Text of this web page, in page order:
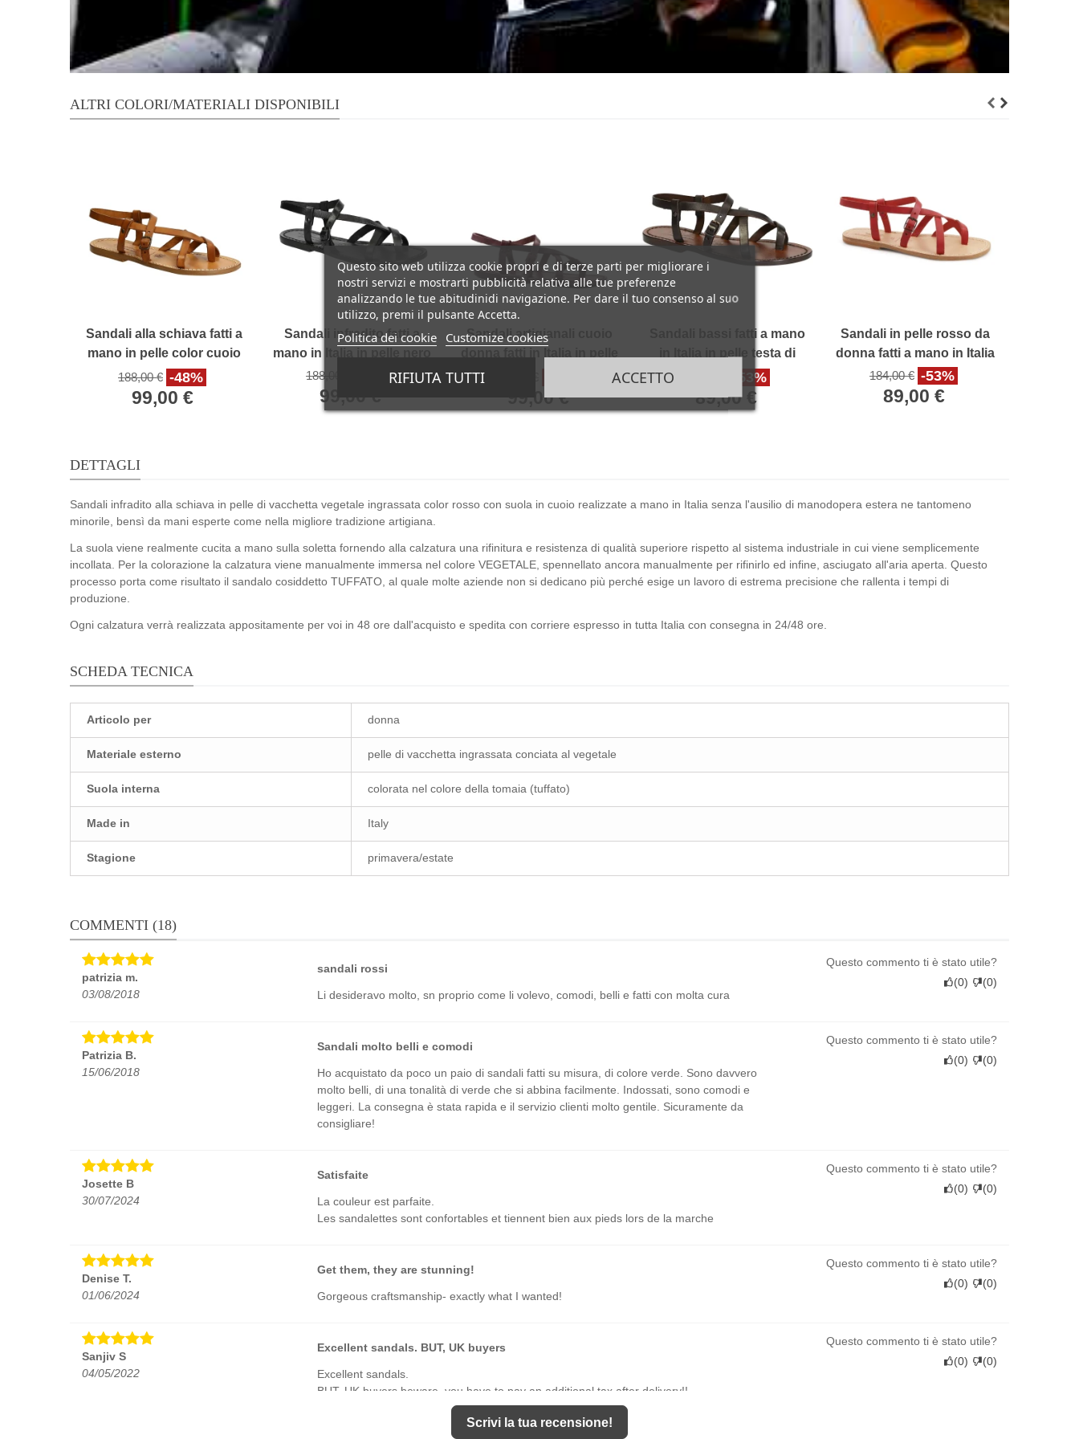
ALTRI COLORI/MATERIALI DISPONIBILI
Sandali alla schiava fatti a
mano in pelle color cuoio
antico
188,00 € -48%
99,00 €
Sandali infradito fatti a
mano in Italia in pelle nero
188,00 € -48%
99,00 €
Sandali artigianali cuoio
99,00 €
Sandali bassi fatti a mano
in Italia in pelle testa di
-53%
89,00 €
Sandali in pelle rosso da
donna fatti a mano in Italia
184,00 € -53%
89,00 €
DETTAGLI
Sandali infradito alla schiava in pelle di vacchetta vegetale ingrassata color rosso con suola in cuoio realizzate a mano in Italia senza l'ausilio di manodopera estera ne tantomeno
minorile, bensì da mani esperte come nella migliore tradizione artigiana.
La suola viene realmente cucita a mano sulla soletta fornendo alla calzatura una rifinitura e resistenza di qualità superiore rispetto al sistema industriale in cui viene semplicemente
incollata. Per la colorazione la calzatura viene manualmente immersa nel colore VEGETALE, spennellato ancora manualmente per rifinirlo ed infine, asciugato all'aria aperta. Questo
processo porta come risultato il sandalo cosiddetto TUFFATO, al quale molte aziende non si dedicano più perché esige un lavoro di estrema precisione che rallenta i tempi di
produzione.
Ogni calzatura verrà realizzata appositamente per voi in 48 ore dall'acquisto e spedita con corriere espresso in tutta Italia con consegna in 24/48 ore.
SCHEDA TECNICA
Articolo per donna
Materiale esterno pelle di vacchetta ingrassata conciata al vegetale
Suola interna colorata nel colore della tomaia (tuffato)
Made in Italy
Stagione primavera/estate
COMMENTI (18)
patrizia m.
03/08/2018
sandali rossi
Li desideravo molto, sn proprio come li volevo, comodi, belli e fatti con molta cura
Questo commento ti è stato utile?
(0) (0)
Patrizia B.
15/06/2018
Sandali molto belli e comodi
Ho acquistato da poco un paio di sandali fatti su misura, di colore verde. Sono davvero
molto belli, di una tonalità di verde che si abbina facilmente. Indossati, sono comodi e
leggeri. La consegna è stata rapida e il servizio clienti molto gentile. Sicuramente da
consigliare!
Questo commento ti è stato utile?
(0) (0)
Josette B
30/07/2024
Satisfaite
La couleur est parfaite.
Les sandalettes sont confortables et tiennent bien aux pieds lors de la marche
Questo commento ti è stato utile?
(0) (0)
Denise T.
01/06/2024
Get them, they are stunning!
Gorgeous craftsmanship- exactly what I wanted!
Questo commento ti è stato utile?
(0) (0)
Sanjiv S
04/05/2022
Excellent sandals. BUT, UK buyers
Excellent sandals.
BUT, UK buyers beware, you have to pay an additional tax after delivery!!
Questo commento ti è stato utile?
(0) (0)
Scrivi la tua recensione!
Questo sito web utilizza cookie propri e di terze parti per migliorare i
nostri servizi e mostrarti pubblicità relativa alle tue preferenze
analizzando le tue abitudinidi navigazione. Per dare il tuo consenso al suo
utilizzo, premi il pulsante Accetta.
Politica dei cookie Customize cookies
RIFIUTA TUTTI ACCETTO